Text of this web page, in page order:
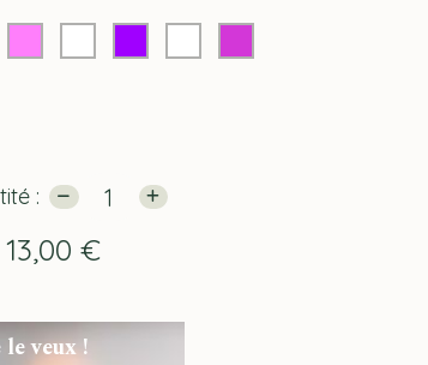
:
13,00 €
le veux !